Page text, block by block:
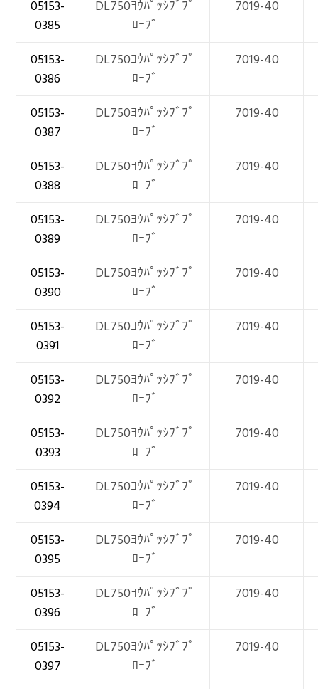
05153-
0385
DL750ﾖｳﾊﾟｯｼﾌﾞﾌﾟ
ﾛｰﾌﾞ
7019-40
05153-
0386
DL750ﾖｳﾊﾟｯｼﾌﾞﾌﾟ
ﾛｰﾌﾞ
7019-40
05153-
0387
DL750ﾖｳﾊﾟｯｼﾌﾞﾌﾟ
ﾛｰﾌﾞ
7019-40
05153-
0388
DL750ﾖｳﾊﾟｯｼﾌﾞﾌﾟ
ﾛｰﾌﾞ
7019-40
05153-
0389
DL750ﾖｳﾊﾟｯｼﾌﾞﾌﾟ
ﾛｰﾌﾞ
7019-40
05153-
0390
DL750ﾖｳﾊﾟｯｼﾌﾞﾌﾟ
ﾛｰﾌﾞ
7019-40
05153-
0391
DL750ﾖｳﾊﾟｯｼﾌﾞﾌﾟ
ﾛｰﾌﾞ
7019-40
05153-
0392
DL750ﾖｳﾊﾟｯｼﾌﾞﾌﾟ
ﾛｰﾌﾞ
7019-40
05153-
0393
DL750ﾖｳﾊﾟｯｼﾌﾞﾌﾟ
ﾛｰﾌﾞ
7019-40
05153-
0394
DL750ﾖｳﾊﾟｯｼﾌﾞﾌﾟ
ﾛｰﾌﾞ
7019-40
05153-
0395
DL750ﾖｳﾊﾟｯｼﾌﾞﾌﾟ
ﾛｰﾌﾞ
7019-40
05153-
0396
DL750ﾖｳﾊﾟｯｼﾌﾞﾌﾟ
ﾛｰﾌﾞ
7019-40
05153-
0397
DL750ﾖｳﾊﾟｯｼﾌﾞﾌﾟ
ﾛｰﾌﾞ
7019-40